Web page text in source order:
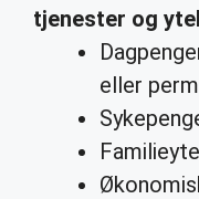
tjenester og
eller